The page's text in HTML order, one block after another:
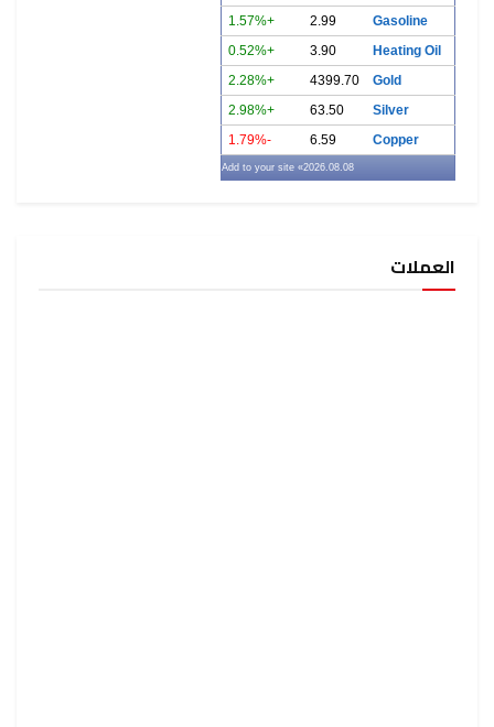
Gasoline
2.99
+1.57%
Heating Oil
3.90
+0.52%
Gold
4399.70
+2.28%
Silver
63.50
+2.98%
Copper
6.59
-1.79%
2026.08.08
» Add to your site
العملات